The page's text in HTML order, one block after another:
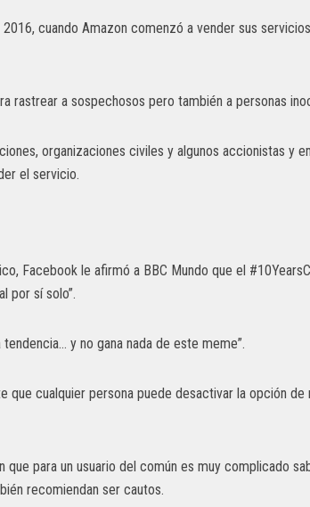
cuando Amazon comenzó a vender sus
rastrear a sospechosos pero también a personas
organizaciones civiles y algunos accionistas y
el servicio.
Facebook le afirmó a BBC Mundo que el
por sí solo”.
y no gana nada de este meme”.
que cualquier persona puede desactivar la opción
que para un usuario del común es muy complicado
recomiendan ser cautos.